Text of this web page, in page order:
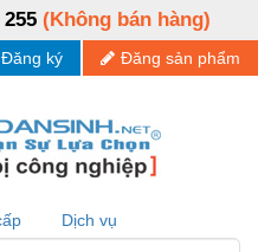
255 (Không bán hàng)
Đăng sản phẩm
Đăng ký
Dịch vụ